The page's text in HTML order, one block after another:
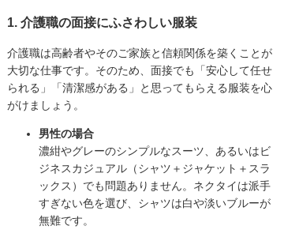
1. 介護職の面接にふさわしい服装
介護職は高齢者やそのご家族と信頼関係を築くことが
大切な仕事です。そのため、面接でも「安心して任せ
られる」「清潔感がある」と思ってもらえる服装を心
がけましょう。
男性の場合
濃紺やグレーのシンプルなスーツ、あるいはビ
ジネスカジュアル（シャツ＋ジャケット＋スラ
ックス）でも問題ありません。ネクタイは派手
すぎない色を選び、シャツは白や淡いブルーが
無難です。